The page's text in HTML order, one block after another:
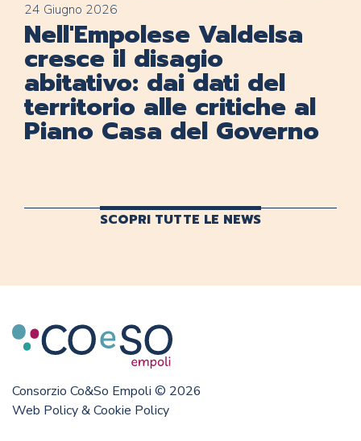
24 Giugno 2026
Nell'Empolese Valdelsa
cresce il disagio
abitativo: dai dati del
territorio alle critiche al
Piano Casa del Governo
SCOPRI TUTTE LE NEWS
Consorzio Co&So Empoli © 2026
Web Policy & Cookie Policy